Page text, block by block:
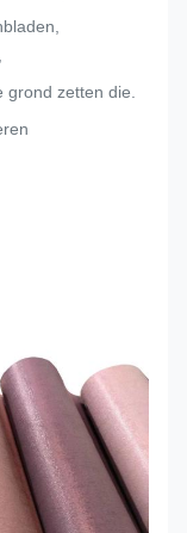
grond zetten die.